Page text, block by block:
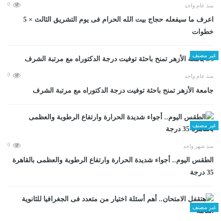
منذ عام واحد 0
اعرف ما سيفعله حجاج بيت الله الحرام فى يوم التشريق الثالث × 5
خطوات
غير مصنف
منذ عام واحد 0
جامعة الأزهر تمنح باحثة توفيت درجة الدكتوراه مع مرتبة الشرف
غير مصنف
منذ شهر واحد 0
الطقس اليوم.. أجواء شديدة الحرارة وارتفاع الرطوبة والعظمى بالقاهرة
35 درجة
غير مصنف